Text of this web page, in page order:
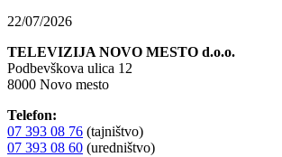
22/07/2026
TELEVIZIJA NOVO MESTO d.o.o.
Podbevškova ulica 12
8000 Novo mesto
Telefon:
07 393 08 76 (tajništvo)
07 393 08 60 (uredništvo)